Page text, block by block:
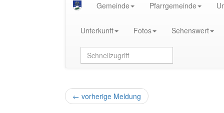
Gemeinde Pfarrgemeinde
Unterkunft Fotos Sehenswert
← vorherige Meldung